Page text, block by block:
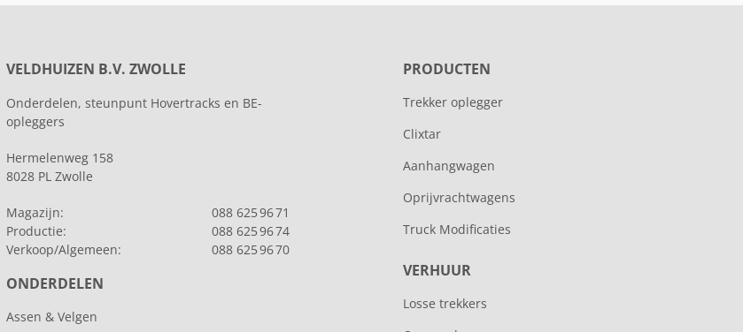
VELDHUIZEN B.V. ZWOLLE
Onderdelen, steunpunt Hovertracks en BE-
opleggers
Hermelenweg 158
8028 PL Zwolle
Magazijn:
088 625 96 71
Productie:
088 625 96 74
Verkoop/Algemeen:
088 625 96 70
ONDERDELEN
Assen & Velgen
PRODUCTEN
Trekker oplegger
Clixtar
Aanhangwagen
Oprijvrachtwagens
Truck Modificaties
VERHUUR
Losse trekkers